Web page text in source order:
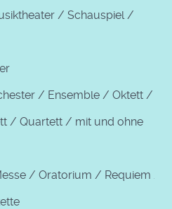
/ Schauspiel /
/ Ensemble / Oktett /
/ Quartett / mit und ohne
/ Oratorium / Requiem /